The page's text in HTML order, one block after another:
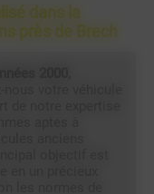
dans la
près de Brech